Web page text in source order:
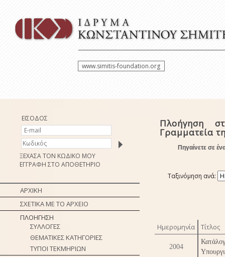
www.simitis-foundation.org
ΕΙΣΟΔΟΣ
ΞΕΧΑΣΑ ΤΟΝ ΚΩΔΙΚΟ ΜΟΥ
ΕΓΓΡΑΦΗ ΣΤΟ ΑΠΟΘΕΤΗΡΙΟ
ΑΡΧΙΚΗ
ΣΧΕΤΙΚΑ ΜΕ ΤΟ ΑΡΧΕΙΟ
ΠΛΟΗΓΗΣΗ
ΣΥΛΛΟΓΕΣ
ΘΕΜΑΤΙΚΕΣ ΚΑΤΗΓΟΡΙΕΣ
ΤΥΠΟΙ ΤΕΚΜΗΡΙΩΝ
Πλοήγηση
Γραμματεία
Πηγαίνετε σε
Ταξινόμηση ανά:
Ημερομηνία Τίτλος
2004